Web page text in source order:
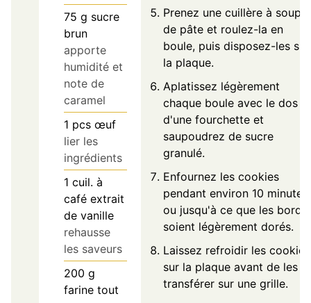
75 g sucre
brun
apporte
humidité et
note de
caramel
1 pcs œuf
lier les
ingrédients
1 cuil. à
café extrait
de vanille
rehausse
les saveurs
200 g
farine tout
Prenez une cuillère à soupe
de pâte et roulez-la en
boule, puis disposez-les sur
la plaque.
Aplatissez légèrement
chaque boule avec le dos
d'une fourchette et
saupoudrez de sucre
granulé.
Enfournez les cookies
pendant environ 10 minutes,
ou jusqu'à ce que les bords
soient légèrement dorés.
Laissez refroidir les cookies
sur la plaque avant de les
transférer sur une grille.